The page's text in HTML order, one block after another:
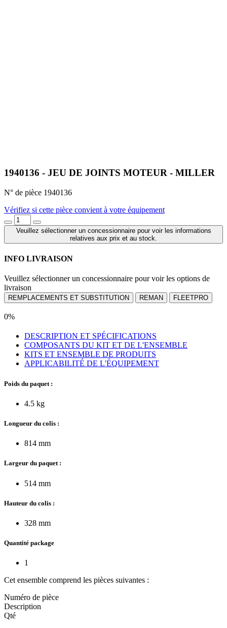
1940136 - JEU DE JOINTS MOTEUR - MILLER
N° de pièce 1940136
Vérifiez si cette pièce convient à votre équipement
Veuillez sélectionner un concessionnaire pour voir les informations
relatives aux prix et au stock.
INFO LIVRAISON
Veuillez sélectionner un concessionnaire pour voir les options de
livraison
REMPLACEMENTS ET SUBSTITUTION REMAN FLEETPRO
0%
DESCRIPTION ET SPÉCIFICATIONS
COMPOSANTS DU KIT ET DE L'ENSEMBLE
KITS ET ENSEMBLE DE PRODUITS
APPLICABILITÉ DE L'ÉQUIPEMENT
Poids du paquet :
4.5 kg
Longueur du colis :
814 mm
Largeur du paquet :
514 mm
Hauteur du colis :
328 mm
Quantité package
1
Cet ensemble comprend les pièces suivantes :
Numéro de pièce
Description
Qté